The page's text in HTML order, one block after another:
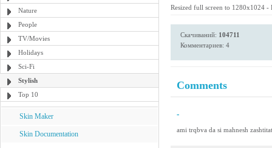
Nature
People
TV/Movies
Holidays
Sci-Fi
Stylish
Top 10
Skin Maker
Skin Documentation
Resized full screen to 1280x1024
Скачиваний: 104711
Комментариев: 4
Comments
-
ami trqbva da si mahnesh